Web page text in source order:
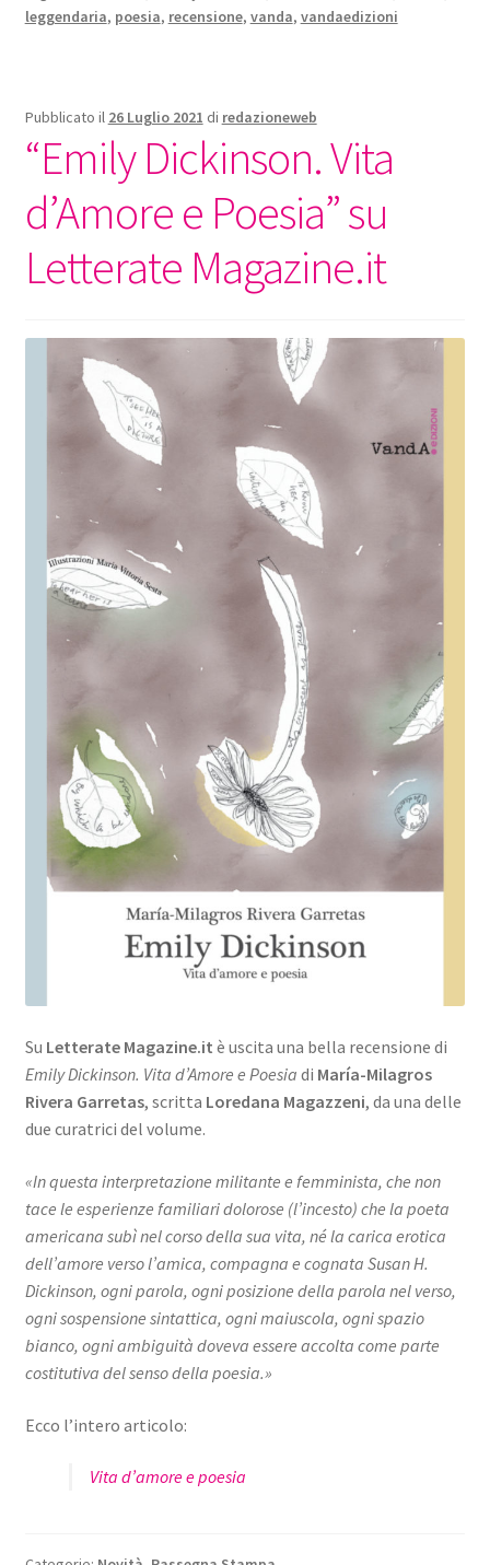
leggendaria, poesia, recensione, vanda, vandaedizioni
Pubblicato il 26 Luglio 2021 di redazioneweb
“Emily Dickinson. Vita
d’Amore e Poesia” su
Letterate Magazine.it
Su Letterate Magazine.it è uscita una bella recensione di
Emily Dickinson. Vita d’Amore e Poesia di María-Milagros
Rivera Garretas, scritta Loredana Magazzeni, da una delle
due curatrici del volume.
«In questa interpretazione militante e femminista, che non
tace le esperienze familiari dolorose (l’incesto) che la poeta
americana subì nel corso della sua vita, né la carica erotica
dell’amore verso l’amica, compagna e cognata Susan H.
Dickinson, ogni parola, ogni posizione della parola nel verso,
ogni sospensione sintattica, ogni maiuscola, ogni spazio
bianco, ogni ambiguità doveva essere accolta come parte
costitutiva del senso della poesia.»
Ecco l’intero articolo:
Vita d’amore e poesia